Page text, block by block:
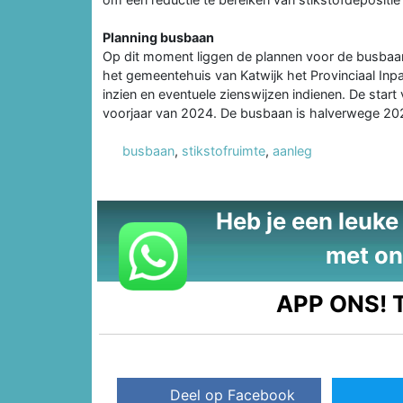
Planning busbaan
Op dit moment liggen de plannen voor de
het gemeentehuis van Katwijk het Provinciaal
inzien en eventuele zienswijzen indienen. De
voorjaar van 2024. De busbaan is halverwege
busbaan, stikstofruimte, aanleg
Heb je een
met
APP ONS!
Deel op Facebook